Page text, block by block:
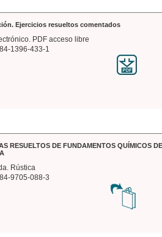
Ejercicios resueltos comentados
PDF acceso libre
1396-433-1
RESUELTOS DE FUNDAMENTOS QUÍMICOS
Rústica
9705-088-3